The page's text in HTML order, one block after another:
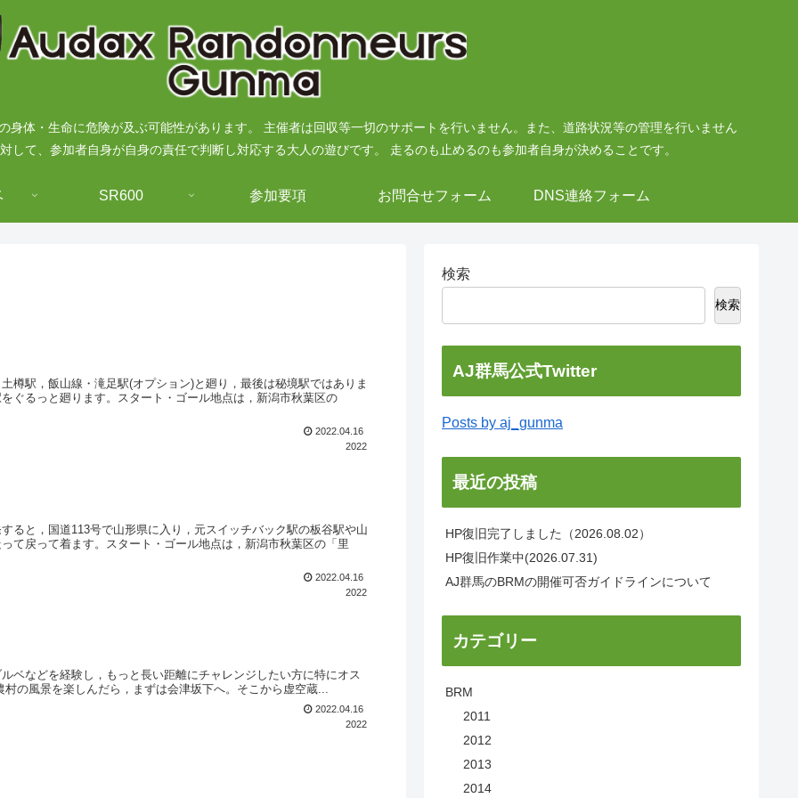
身体・生命に危険が及ぶ可能性があります。 主催者は回収等一切のサポートを行いません。また、道路状況等の管理を行いません
して、参加者自身が自身の責任で判断し対応する大人の遊びです。 走るのも止めるのも参加者自身が決めることです。
SR600 参加要項 お問合せフォーム DNS連絡フォーム
樽駅，飯山線・滝足駅(オプション)と廻り，最後は秘境駅ではありま
ぐるっと廻ります。スタート・ゴール地点は，新潟市秋葉区の
2022.04.16
2022
ると，国道113号で山形県に入り，元スイッチバック駅の板谷駅や山
て戻って着ます。スタート・ゴール地点は，新潟市秋葉区の「里
2022.04.16
2022
ベなどを経験し，もっと長い距離にチャレンジしたい方に特にオス
の風景を楽しんだら，まずは会津坂下へ。そこから虚空蔵...
2022.04.16
2022
検索
検索
AJ群馬公式Twitter
Posts by aj_gunma
最近の投稿
HP復旧完了しました（2026.08.02）
HP復旧作業中(2026.07.31)
AJ群馬のBRMの開催可否ガイドラインについて
カテゴリー
BRM
2011
2012
2013
2014